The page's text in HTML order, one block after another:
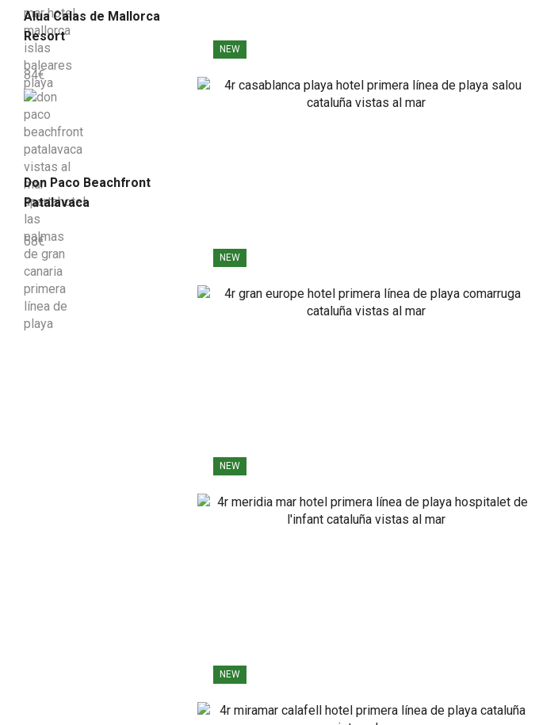
NEW
NEW
NEW
NEW
Alua Calas de Mallorca
Resort
84€
Don Paco Beachfront
Patalavaca
58€